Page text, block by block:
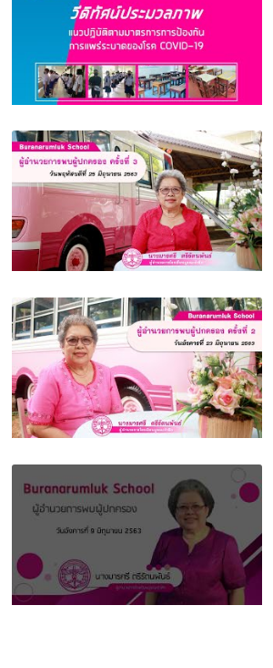
ประมวลภาพแนวปฏิบัติตามมาตรการการป้องกัน
การแพร่ระบาดของโรค COVID-19 โรงเรียน
บูรณะรำลึก ตรัง
ผู้อำนวยการโรงเรียนบูรณะรำลึก พบผู้ปกครอง
ครั้งที่ 2 (ฝ่ายส่งเสริมระเบียบวินัย)